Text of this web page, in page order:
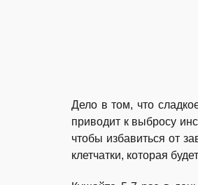
Дело в том, что
приводит к выбросу
чтобы избавиться от
клетчатки, которая